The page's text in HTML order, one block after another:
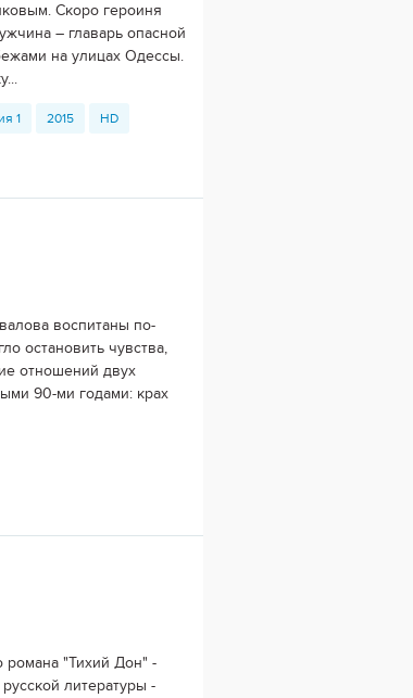
Скоро героиня
– главарь опасной
на улицах Одессы.
1 2015 HD
воспитаны по-
остановить чувства,
отношений двух
90-ми годами: крах
романа "Тихий Дон" -
литературы -